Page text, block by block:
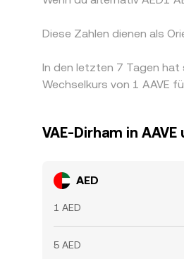
Diese Zahlen dienen als
In den letzten 7 Tagen hat
Wechselkurs von 1 AAVE
VAE-Dirham in
AED
1 AED
5 AED